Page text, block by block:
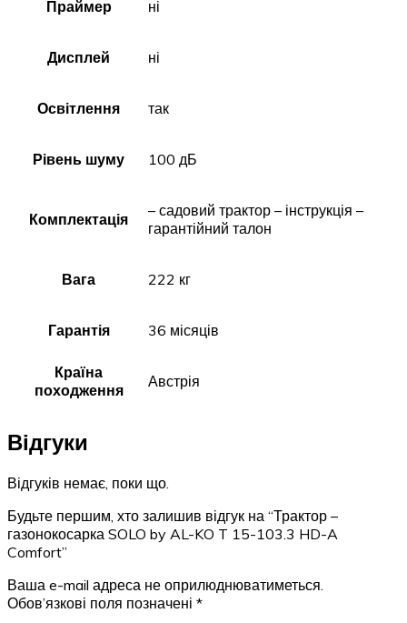
Праймер ні
Дисплей ні
Освітлення так
Рівень шуму 100 дБ
Комплектація
– садовий трактор – інструкція –
гарантійний талон
Вага 222 кг
Гарантія 36 місяців
Країна
походження
Австрія
Відгуки
Відгуків немає, поки що.
Будьте першим, хто залишив відгук на “Трактор –
газонокосарка SOLO by AL-KO T 15-103.3 HD-A
Comfort”
Ваша e-mail адреса не оприлюднюватиметься.
Обов’язкові поля позначені *